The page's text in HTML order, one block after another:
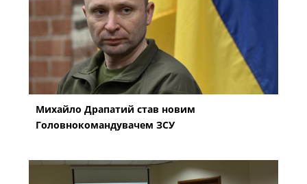
Михайло Драпатий став новим
Головнокомандувачем ЗСУ